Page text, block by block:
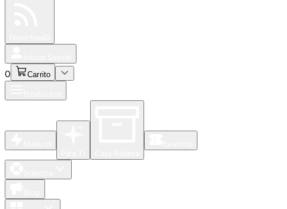
0 Carrito